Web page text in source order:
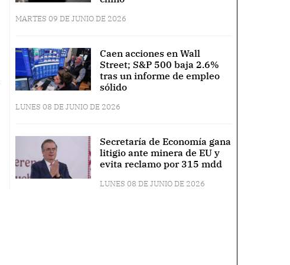
MARTES 09 DE JUNIO DE 2026
Caen acciones en Wall
Street; S&P 500 baja 2.6%
tras un informe de empleo
sólido
LUNES 08 DE JUNIO DE 2026
Secretaría de Economía gana
litigio ante minera de EU y
evita reclamo por 315 mdd
LUNES 08 DE JUNIO DE 2026